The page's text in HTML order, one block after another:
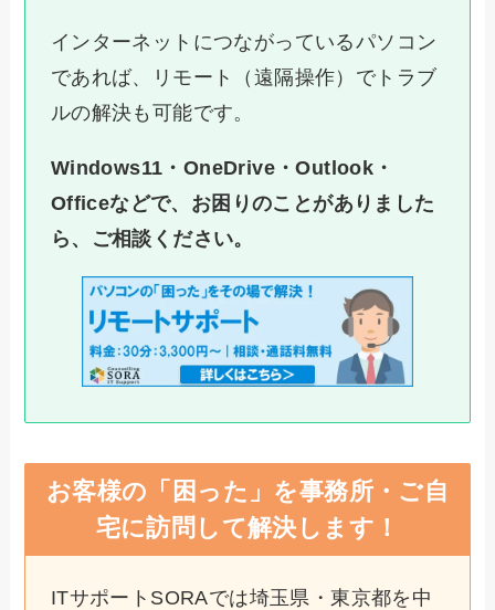
インターネットにつながっているパソコン
であれば、リモート（遠隔操作）でトラブ
ルの解決も可能です。
Windows11・OneDrive・Outlook・
Officeなどで、お困りのことがありました
ら、ご相談ください。
お客様の「困った」を事務所・ご自
宅に訪問して解決します！
ITサポートSORAでは埼玉県・東京都を中